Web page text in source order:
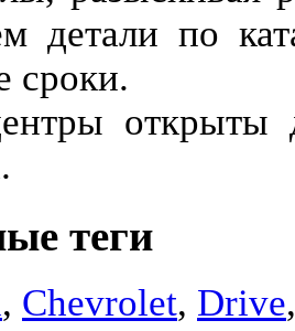
детали по
сроки.
открыты
теги
, Chevrolet, Drive